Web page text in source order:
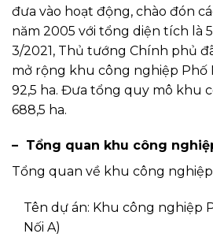
đưa vào hoạt động, chào đón
năm 2005 với tổng diện tích là
3/2021, Thủ tướng Chính phủ
mở rộng khu công nghiệp Phố
92,5 ha. Đưa tổng quy mô khu
688,5 ha.
– Tổng quan khu công
Tổng quan về khu công nghiệp
Tên dự án: Khu công nghiệp
Nối A)